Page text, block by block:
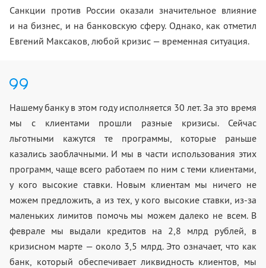
Санкции против России оказали значительное влияние
и на бизнес, и на банковскую сферу. Однако, как отметил
Евгений Максаков, любой кризис — временная ситуация.
Нашему банку в этом году исполняется 30 лет. За это время
мы с клиентами прошли разные кризисы. Сейчас
льготными кажутся те программы, которые раньше
казались заоблачными. И мы в части использования этих
программ, чаще всего работаем по ним с теми клиентами,
у кого высокие ставки. Новым клиентам мы ничего не
можем предложить, а из тех, у кого высокие ставки, из-за
маленьких лимитов помочь мы можем далеко не всем. В
феврале мы выдали кредитов на 2,8 млрд рублей, в
кризисном марте — около 3,5 млрд. Это означает, что как
банк, который обеспечивает ликвидность клиентов, мы